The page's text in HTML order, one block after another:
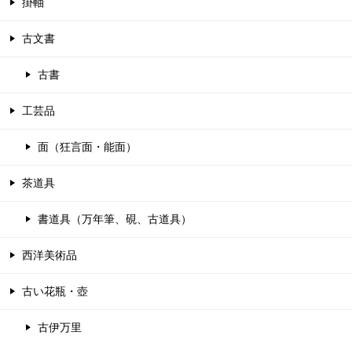
掛軸
古文書
古書
工芸品
面（狂言面・能面）
茶道具
書道具（万年筆、硯、古道具）
西洋美術品
古い花瓶・壺
古伊万里